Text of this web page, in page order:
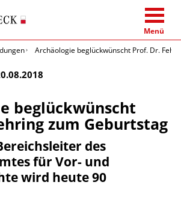
Menü
Archäologie beglückwünscht Prof. Dr.
beglückwünscht
zum Geburtstag
des
für Vor- und
wird heute 90